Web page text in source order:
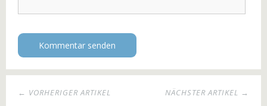
NÄCHSTER ARTIKEL →
← VORHERIGER ARTIKEL